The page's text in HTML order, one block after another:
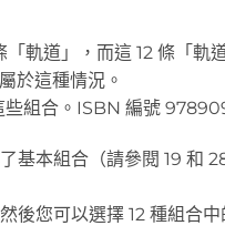
軌道」，而這 12 條「軌
於這種情況。
些組合。ISBN 編號
基本組合（請參閱 19 和
後您可以選擇 12 種組合中